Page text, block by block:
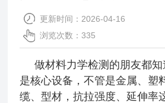
更新时间：2026-04-16
浏览次数：335
做材料力学检测的朋友都知
是核心设备，不管是金属、塑
缆、型材，抗拉强度、延伸率